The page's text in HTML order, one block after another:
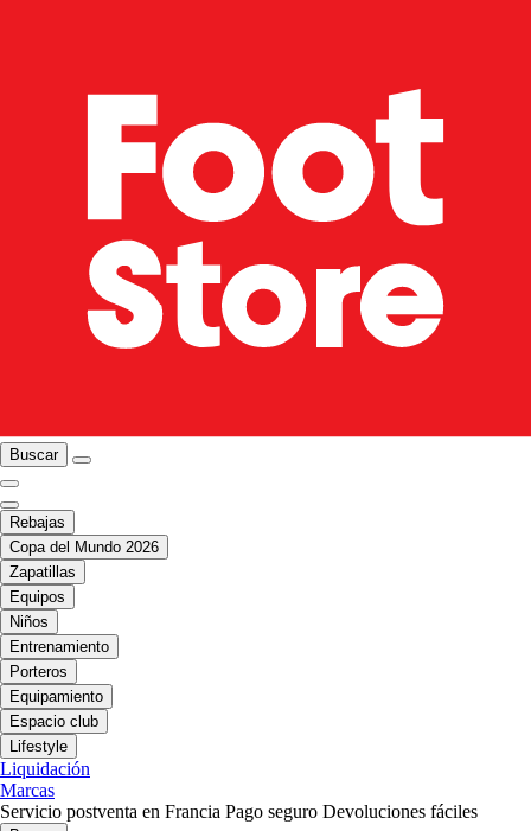
Buscar
Rebajas
Copa del Mundo 2026
Zapatillas
Equipos
Niños
Entrenamiento
Porteros
Equipamiento
Espacio club
Lifestyle
Liquidación
Marcas
Servicio postventa en Francia Pago seguro Devoluciones fáciles